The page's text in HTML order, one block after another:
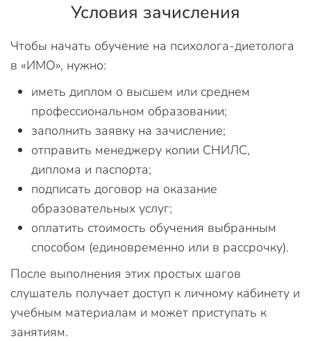
Условия зачисления
Чтобы начать обучение на психолога-диетолога
в «ИМО», нужно:
иметь диплом о высшем или среднем
профессиональном образовании;
заполнить заявку на зачисление;
отправить менеджеру копии СНИЛС,
диплома и паспорта;
подписать договор на оказание
образовательных услуг;
оплатить стоимость обучения выбранным
способом (единовременно или в рассрочку).
После выполнения этих простых шагов
слушатель получает доступ к личному кабинету и
учебным материалам и может приступать к
занятиям.